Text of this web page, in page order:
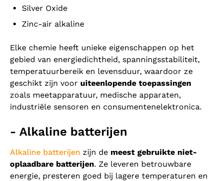
Silver Oxide
Zinc-air alkaline
Elke chemie heeft unieke eigenschappen op het
gebied van energiedichtheid, spanningsstabiliteit,
temperatuurbereik en levensduur, waardoor ze
geschikt zijn voor uiteenlopende toepassingen
zoals meetapparatuur, medische apparaten,
industriële sensoren en consumentenelektronica.
- Alkaline batterijen
Alkaline batterijen zijn de meest gebruikte niet-
oplaadbare batterijen. Ze leveren betrouwbare
energie, presteren goed bij lagere temperaturen en